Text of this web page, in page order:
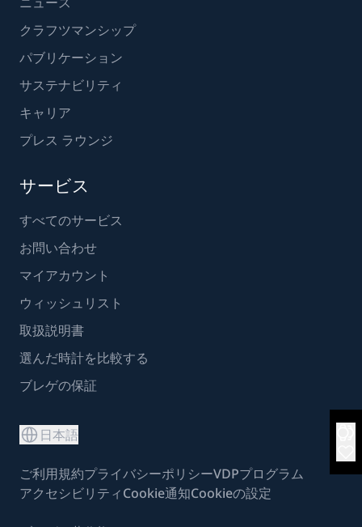
クラフツマンシップ
パブリケーション
サステナビリティ
キャリア
プレス ラウンジ
サービス
すべてのサービス
お問い合わせ
マイアカウント
ウィッシュリスト
取扱説明書
選んだ時計を比較する
ブレゲの保証
日本語
ご利用規約プライバシーポリシーVDPプログラム
アクセシビリティCookie通知Cookieの設定